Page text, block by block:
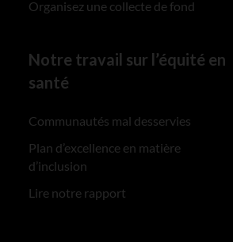
Organisez une collecte de fond
Notre travail sur l’équité en
santé
Communautés mal desservies
Plan d’excellence en matière
d’inclusion
Lire notre rapport